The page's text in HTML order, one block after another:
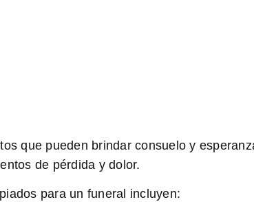
que pueden brindar consuelo y
de pérdida y dolor.
para un funeral incluyen: